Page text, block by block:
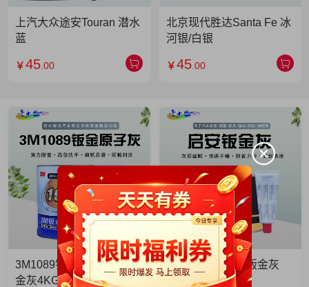
上汽大众途安Touran 潜水
蓝
￥45 .00
北京现代胜达Santa Fe 冰
河银/白银
￥45 .00
3M1089钣金灰 3M1089钣
金灰4KG 单罐
启安钣金灰 启安钣金灰
2KG 单罐